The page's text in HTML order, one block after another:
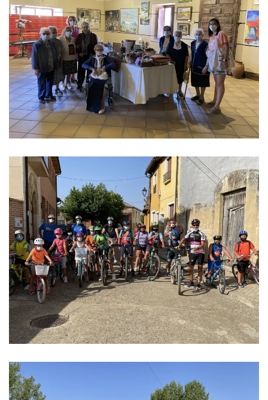
Ver imagen
Ver imagen